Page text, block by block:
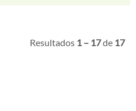
Resultados 1 – 17de 17